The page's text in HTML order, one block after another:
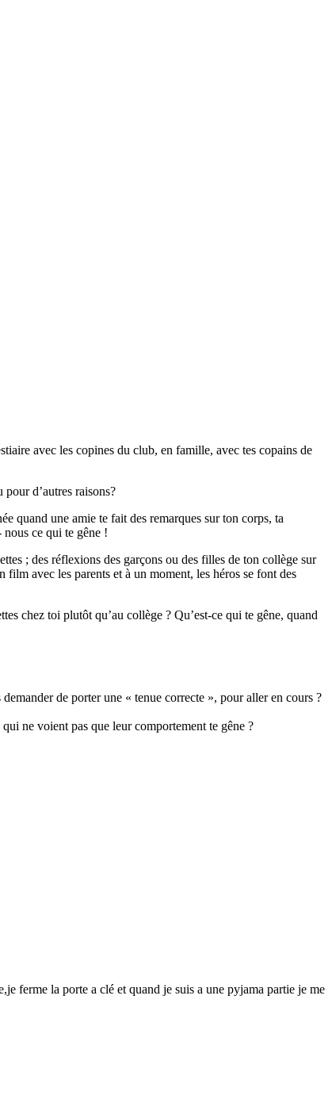
avec les copines du club, en famille, avec tes copains de
d’autres raisons?
quand une amie te fait des remarques sur ton corps, ta
nous ce qui te gêne !
; des réflexions des garçons ou des filles de ton collège sur
avec les parents et à un moment, les héros se font des
chez toi plutôt qu’au collège ? Qu’est-ce qui te gêne, quand
de porter une « tenue correcte », pour aller en cours ?
ne voient pas que leur comportement te gêne ?
ferme la porte a clé et quand je suis a une pyjama partie je me